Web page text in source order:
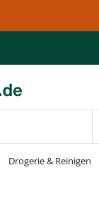
Drogerie & Reinigen